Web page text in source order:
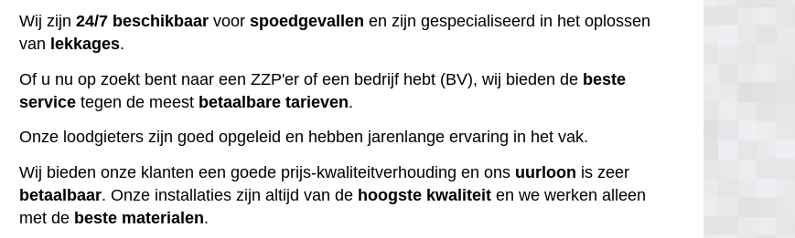
Wij zijn24/7 beschikbaar voorspoedgevallen en zijn gespecialiseerd in het oplossen
van lekkages.
Of u nu op zoekt bent naar een ZZP'er of een bedrijf hebt (BV), wij bieden de beste
service tegen de meest betaalbare tarieven.
Onze loodgieters zijn goed opgeleid en hebben jarenlange ervaring in het vak.
Wij bieden onze klanten een goede prijs-kwaliteitverhouding en ons uurloon is zeer
betaalbaar. Onze installaties zijn altijd van de hoogste kwaliteit en we werken alleen
met de beste materialen.